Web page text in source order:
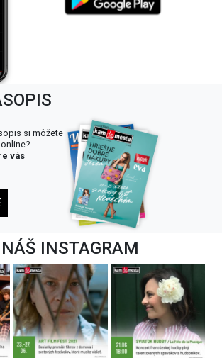
si môžete
vás
INSTAGRAM